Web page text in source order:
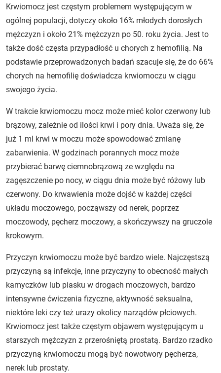
Krwiomocz jest częstym problemem występującym w
ogólnej populacji, dotyczy około 16% młodych dorosłych
mężczyzn i około 21% mężczyzn po 50. roku życia. Jest to
także dość częsta przypadłość u chorych z hemofilią. Na
podstawie przeprowadzonych badań szacuje się, że do 66%
chorych na hemofilię doświadcza krwiomoczu w ciągu
swojego życia.
W trakcie krwiomoczu mocz może mieć kolor czerwony lub
brązowy, zależnie od ilości krwi i pory dnia. Uważa się, że
już 1 ml krwi w moczu może spowodować zmianę
zabarwienia. W godzinach porannych mocz może
przybierać barwę ciemnobrązową ze względu na
zagęszczenie po nocy, w ciągu dnia może być różowy lub
czerwony. Do krwawienia może dojść w każdej części
układu moczowego, począwszy od nerek, poprzez
moczowody, pęcherz moczowy, a skończywszy na gruczole
krokowym.
Przyczyn krwiomoczu może być bardzo wiele. Najczęstszą
przyczyną są infekcje, inne przyczyny to obecność małych
kamyczków lub piasku w drogach moczowych, bardzo
intensywne ćwiczenia fizyczne, aktywność seksualna,
niektóre leki czy też urazy okolicy narządów płciowych.
Krwiomocz jest także częstym objawem występującym u
starszych mężczyzn z przerośniętą prostatą. Bardzo rzadko
przyczyną krwiomoczu mogą być nowotwory pęcherza,
nerek lub prostaty.